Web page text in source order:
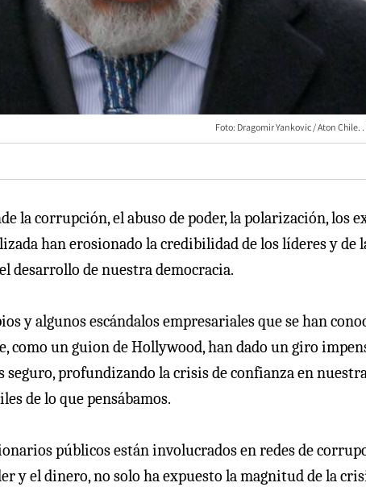
Foto: Dragomir Yankovic / Aton Chile.
la corrupción, el abuso de poder, la polarización, los
han erosionado la credibilidad de los líderes y de
desarrollo de nuestra democracia.
y algunos escándalos empresariales que se han
como un guion de Hollywood, han dado un giro
seguro, profundizando la crisis de confianza en
de lo que pensábamos.
públicos están involucrados en redes de
y el dinero, no solo ha expuesto la magnitud de la